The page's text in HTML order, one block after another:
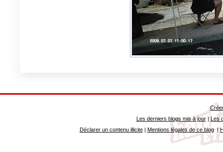
Les derniers blogs mis à jour| Les
Déclarer un contenu illicite| Mentions légales de ce blog|